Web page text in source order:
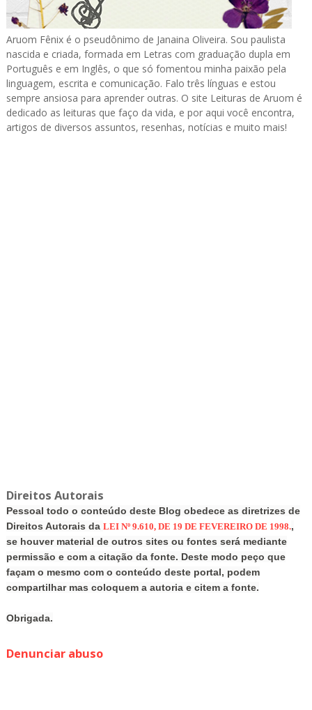
Aruom Fênix é o pseudônimo de Janaina Oliveira. Sou paulista
nascida e criada, formada em Letras com graduação dupla em
Português e em Inglês, o que só fomentou minha paixão pela
linguagem, escrita e comunicação. Falo três línguas e estou
sempre ansiosa para aprender outras. O site Leituras de Aruom é
dedicado as leituras que faço da vida, e por aqui você encontra,
artigos de diversos assuntos, resenhas, notícias e muito mais!
Direitos Autorais
Pessoal todo o conteúdo deste Blog obedece as diretrizes de
Direitos Autorais da LEI Nº 9.610, DE 19 DE FEVEREIRO DE 1998.,
se houver material de outros sites ou fontes será mediante
permissão e com a citação da fonte. Deste modo peço que
façam o mesmo com o conteúdo deste portal, podem
compartilhar mas coloquem a autoria e citem a fonte.
Obrigada.
Denunciar abuso